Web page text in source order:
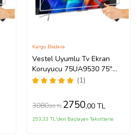
Vestel Uyumlu Tv Ekran
Koruyucu 75UA9530 75''
189 Ekran 4K Smart Android
(1)
Kargo Bedava
3080,00 TL 2750,00 TL
293,33 TL'den Başlayan Taksitlerle